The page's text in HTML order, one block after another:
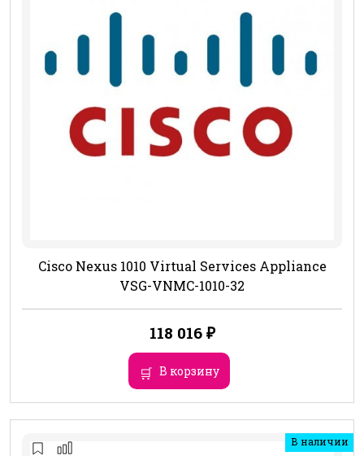
Cisco Nexus 1010 Virtual Services Appliance
VSG-VNMC-1010-32
118 016 ₽
В корзину
В наличии